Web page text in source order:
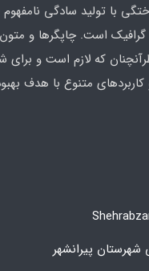
با تولید سادگی
گرافیک است. چاپگرها و متون
که لازم است و برای
کاربردهای متنوع با هدف
شهرستان پیرانشهر